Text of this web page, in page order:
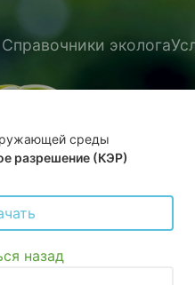
Справочники эколога
среды
разрешение (КЭР)
назад